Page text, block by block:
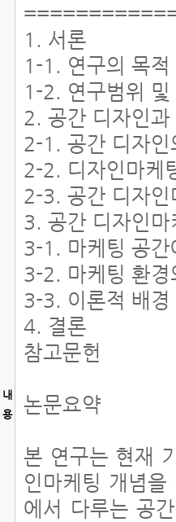
내
용
1. 서론
1-1. 연구의 목적
1-2. 연구범위
2. 공간 디자인
2-1. 공간 디자
2-2. 디자인마케
2-3. 공간 디자
3. 공간 디자인
3-1. 마케팅 공
3-2. 마케팅 환
3-3. 이론적 배경
4. 결론
참고문헌
논문요약
본 연구는 현재
인마케팅 개념
에서 다루는 공